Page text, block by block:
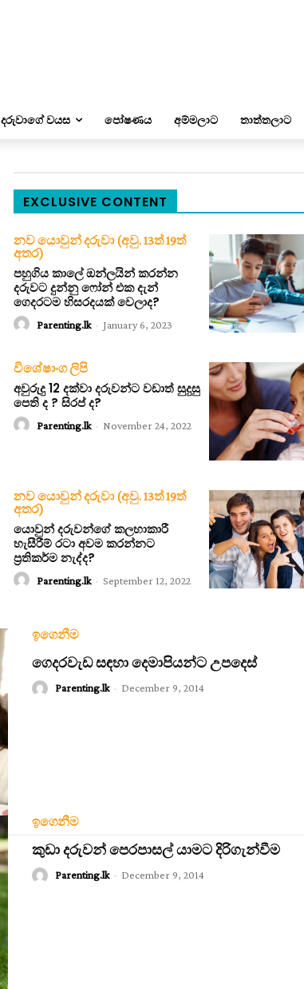
දරුවාගේ වයස පෝෂණය අම්මලාට තාත්තලාට
EXCLUSIVE CONTENT
නව යොවුන් දරුවා (අවු. 13ත් 19ත්
අතර)
පහුගිය කාලේ ඔන්ලයින් කරන්න
දරුවට දුන්නු ෆෝන් එක දැන්
ගෙදරටම හිසරදයක් වෙලාද?
Parenting.lk - January 6, 2023
විශේෂාංග ලිපි
අවුරුදු 12 දක්වා දරුවන්ට වඩාත් සුදුසු
පෙති ද ? සිරප් ද?
Parenting.lk - November 24, 2022
නව යොවුන් දරුවා (අවු. 13ත් 19ත්
අතර)
යොවුන් දරුවන්ගේ කලහාකාරී
හැසීරීම් රටා අවම කරන්නට
ප්‍රතිකර්ම නැද්ද?
Parenting.lk - September 12, 2022
ඉගෙනීම
ගෙදරවැඩ සඳහා දෙමාපියන්ට උපදෙස්
Parenting.lk - December 9, 2014
ඉගෙනීම
කුඩා දරුවන් පෙරපාසල් යාමට දිරිගැන්වීම
Parenting.lk - December 9, 2014